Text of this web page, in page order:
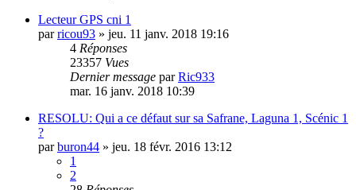
Lecteur GPS cni 1
parricou93 » jeu. 11 janv. 2018 19:16
4 Réponses
23357 Vues
Dernier message parRic933
mar. 16 janv. 2018 10:39
RESOLU: Qui a ce défaut sur sa Safrane, Laguna 1, Scénic 1
?
parburon44 » jeu. 18 févr. 2016 13:12
1
2